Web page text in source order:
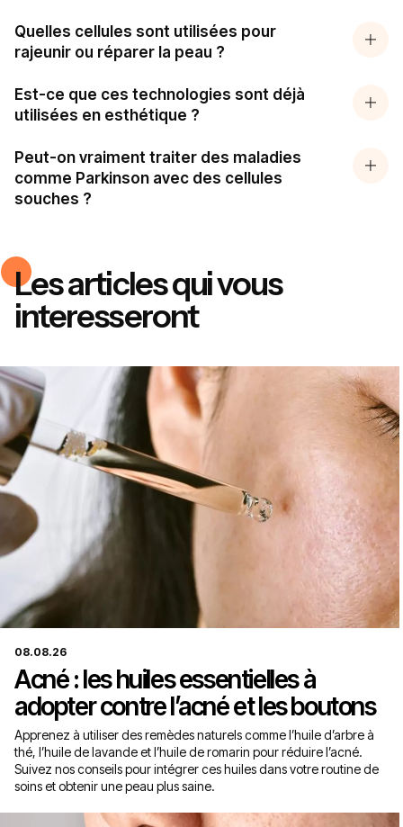
Quelles cellules sont utilisées pour
rajeunir ou réparer la peau ?
Est-ce que ces technologies sont déjà
utilisées en esthétique ?
Peut-on vraiment traiter des maladies
comme Parkinson avec des cellules
souches ?
Les articles qui vous
interesseront
Acné : les huiles essentielles à
adopter contre l’acné et les boutons
08.08.26
Apprenez à utiliser des remèdes naturels comme l’huile d’arbre à
thé, l’huile de lavande et l’huile de romarin pour réduire l’acné.
Suivez nos conseils pour intégrer ces huiles dans votre routine de
soins et obtenir une peau plus saine.